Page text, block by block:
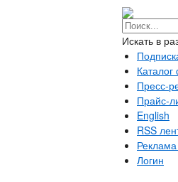
Искать в
Пресс-
Прайс-
English
RSS
Логин